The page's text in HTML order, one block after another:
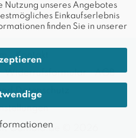
unseres Angebotes
Einkaufserlebnis
finden Sie in unserer
Kontakt
Widerrufsformular
AGB
Datenschutz
Gambio.de © 2026